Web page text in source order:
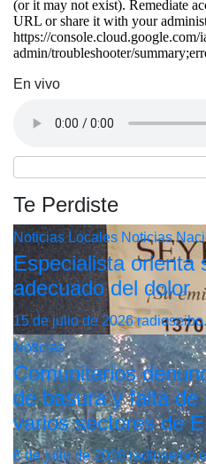
En vivo
Te Perdiste
Noticias Locales Noticias
Especialista orienta
adecuado del dolor
15 de julio de 2026
Noticias
Comunitarios
de basura y falta de
varios sectores de
8 de julio de 2026